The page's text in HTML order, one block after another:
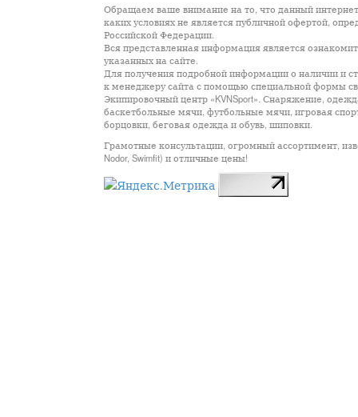
Обращаем ваше внимание на то, что данный
каких условиях не является публичной офертой,
Российской Федерации.
Вся представленная информация является
указанных на сайте.
Для получения подробной информации о наличии и
к менеджеру сайта с помощью специальной формы
Экипировочный центр «KVNSport». Снаряжение,
баскетбольные мячи, футбольные мячи, игровая
борцовки, беговая одежда и обувь, шиповки.
Грамотные консультации, огромный ассортимент,
Nodor, Swimfit) и отличные цены!